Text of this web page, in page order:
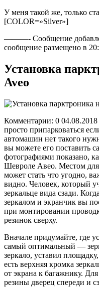
У меня такой же, только
[COLOR=»Silver»]
———- Сообщение
сообщение размещено в
Установка
Aveo
Комментарии: 0 04.08.2018
просто припарковаться
автомашин нет такого
вы можете его поставить
фотографиями показано,
Шевроле Авео. Местом для
может стать что угодно,
видно. Человек, который
зеркальце вида сзади.
зеркалом и экранчик вы
при монтировании
резинок сверху.
Вначале придумайте, где
самый оптимальный —
зеркало, уставил
есть верхняя кромка
от экрана к багажнику.
резины дверец спереди и